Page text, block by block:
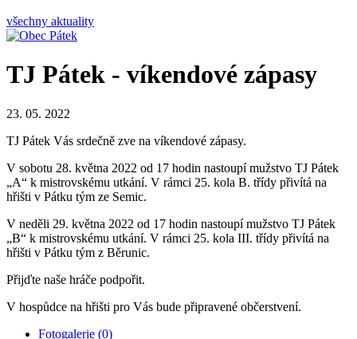
všechny aktuality
TJ Pátek - víkendové zápasy
23. 05. 2022
TJ Pátek Vás srdečně zve na víkendové zápasy.
V sobotu 28. května 2022 od 17 hodin nastoupí mužstvo TJ Pátek
„A“ k mistrovskému utkání. V rámci 25. kola B. třídy přivítá na
hřišti v Pátku tým ze Semic.
V neděli 29. května 2022 od 17 hodin nastoupí mužstvo TJ Pátek
„B“ k mistrovskému utkání. V rámci 25. kola III. třídy přivítá na
hřišti v Pátku tým z Běrunic.
Přijďte naše hráče podpořit.
V hospůdce na hřišti pro Vás bude připravené občerstvení.
Fotogalerie (0)